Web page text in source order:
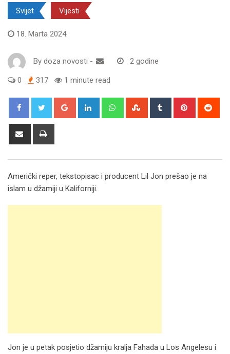
Svijet Vijesti
18. Marta 2024.
By doza novosti - 2 godine
0 317 1 minute read
Google+ LinkedIn WhatsappStumbleUpon
Tumblr Pinterest
Share
Američki reper, tekstopisac i producent Lil Jon prešao je na
islam u džamiji u Kaliforniji.
Jon je u petak posjetio džamiju kralja Fahada u Los Angelesu i